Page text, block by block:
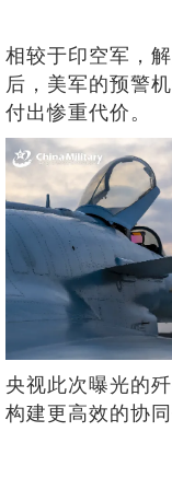
相较于印空军，
后，美军的预警
付出惨重代价。
央视此次曝光的
构建更高效的协